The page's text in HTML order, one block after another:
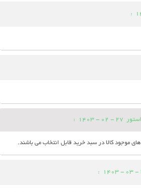
:
27 - 02 - 1403
:
موجود کالا در سبد خرید قابل انتخاب می باشند.
: